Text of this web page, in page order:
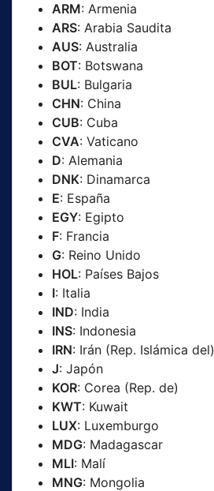
ARM: Armenia
ARS: Arabia Saudita
AUS: Australia
BOT: Botswana
BUL: Bulgaria
CHN: China
CUB: Cuba
CVA: Vaticano
D: Alemania
DNK: Dinamarca
E: España
EGY: Egipto
F: Francia
G: Reino Unido
HOL: Países Bajos
I: Italia
IND: India
INS: Indonesia
IRN: Irán (Rep. Islámica del)
J: Japón
KOR: Corea (Rep. de)
KWT: Kuwait
LUX: Luxemburgo
MDG: Madagascar
MLI: Malí
MNG: Mongolia